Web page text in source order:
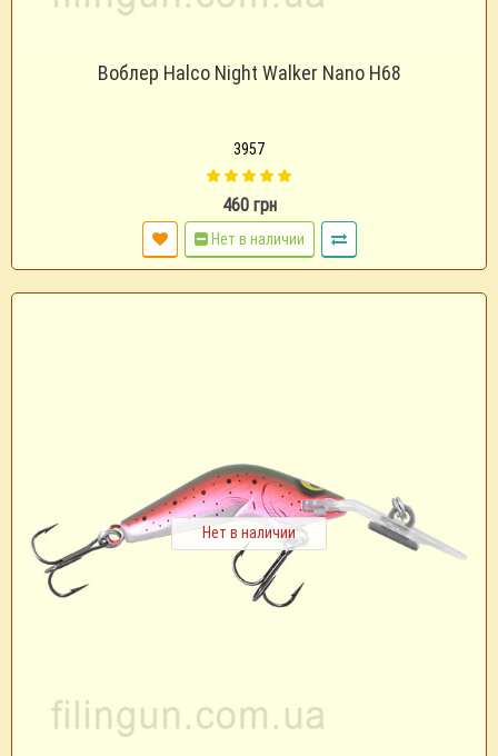
Воблер Halco Night Walker Nano H68
3957
460 грн
Нет в наличии
Нет в наличии